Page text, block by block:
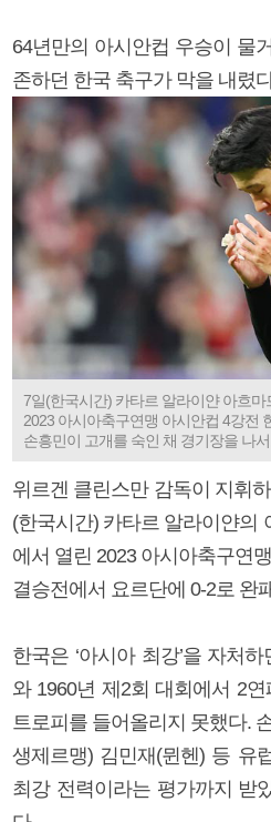
64년만의 아시안컵 우승이 물
존하던 한국 축구가 막을 내렸
7일(한국시간) 카타르 알라이얀 아흐
2023 아시아축구연맹 아시안컵 4강전
손흥민이 고개를 숙인 채 경기장을 나
위르겐 클린스만 감독이 지휘
(한국시간) 카타르 알라이얀의
에서 열린 2023 아시아축구연
결승전에서 요르단에 0-2로 완
한국은 ‘아시아 최강’을 자처
와 1960년 제2회 대회에서 2
트로피를 들어올리지 못했다.
생제르맹) 김민재(뮌헨) 등 유
최강 전력이라는 평가까지 받